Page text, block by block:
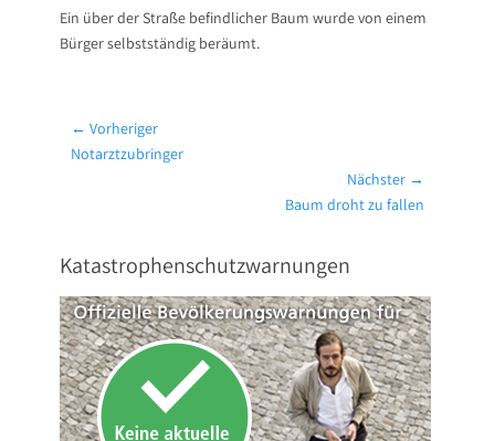
Ein über der Straße befindlicher Baum wurde von einem
Bürger selbstständig beräumt.
Beitragsnavigation
← Vorheriger
Vorheriger
Notarztzubringer
Nächster →
Baum droht zu fallen
Katastrophenschutzwarnungen